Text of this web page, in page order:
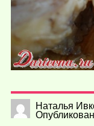
Наталья